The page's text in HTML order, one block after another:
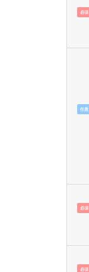
必須
任意
必須
必須